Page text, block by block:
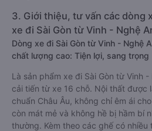
3. Giới thiệu, tư vấn các dòng
xe đi Sài Gòn từ Vinh - Nghệ
Dòng xe đi Sài Gòn từ Vinh - Nghệ
chất lượng cao: Tiện lợi, sang trọng
Là sản phẩm xe đi Sài Gòn từ Vinh
cải tiến từ xe 16 chỗ. Nội thất được
chuẩn Châu Âu, không chỉ êm ái
còn mát mẻ và không hề bị hầm bí
thường. Kèm theo các ghế có